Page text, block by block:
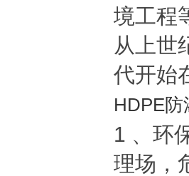
境工程
从上世
代开始
HDPE防
1 、环
理场，